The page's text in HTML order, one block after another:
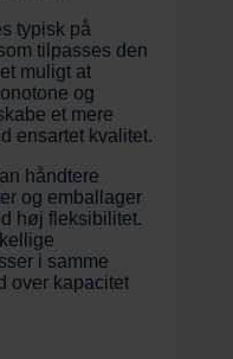
typisk på
tilpasses den
muligt at
og
et mere
ensartet kvalitet.
håndtere
og emballager
høj fleksibilitet.
i samme
over kapacitet